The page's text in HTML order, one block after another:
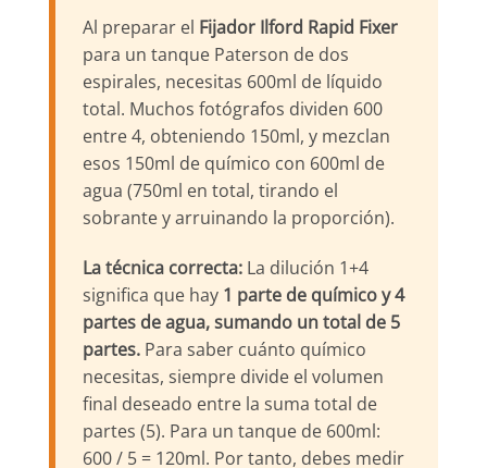
Al preparar el Fijador Ilford Rapid Fixer
para un tanque Paterson de dos
espirales, necesitas 600ml de líquido
total. Muchos fotógrafos dividen 600
entre 4, obteniendo 150ml, y mezclan
esos 150ml de químico con 600ml de
agua (750ml en total, tirando el
sobrante y arruinando la proporción).
La técnica correcta: La dilución 1+4
significa que hay 1 parte de químico y 4
partes de agua, sumando un total de 5
partes. Para saber cuánto químico
necesitas, siempre divide el volumen
final deseado entre la suma total de
partes (5). Para un tanque de 600ml:
600 / 5 = 120ml. Por tanto, debes medir